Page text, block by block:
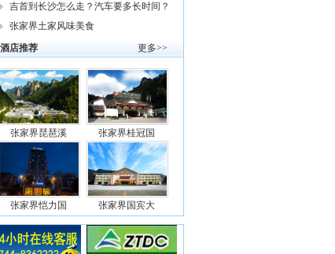
要
吉首到长沙怎么走？汽车要多长时间？
我
张家界土家风味美食
更多>>
酒店推荐
张家界琵琶溪 张家界桂冠国
张家界恺力国 张家界国宾大